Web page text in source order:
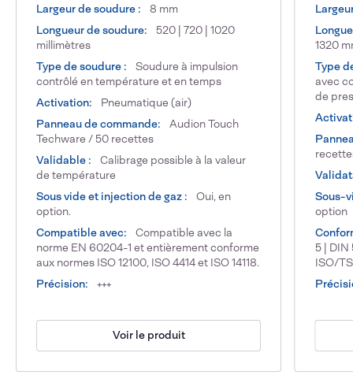
Largeur de soudure :
8 mm
Longueur de soudure:
520 | 720 | 1020
millimètres
Type de soudure :
Soudure à impulsion
contrôlé en température et en temps
Activation:
Pneumatique (air)
Panneau de commande:
Audion Touch
Techware / 50 recettes
Validable :
Calibrage possible à la valeur
de température
Sous vide et injection de gaz :
Oui, en
option.
Compatible avec:
Compatible avec la
norme EN 60204-1 et entièrement conforme
aux normes ISO 12100, ISO 4414 et ISO 14118.
Précision:
+++
Voir le produit
1320
Type
avec
de
Sous-
option
5 | DIN
ISO/